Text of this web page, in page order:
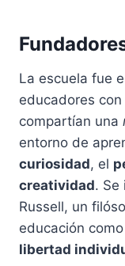
La escuela fue
educadores
compartían una
entorno de
curiosidad, el
creatividad. Se
Russell, un
educación
libertad